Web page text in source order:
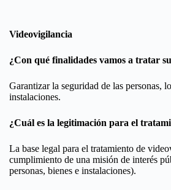
Videovigilancia
¿Con qué finalidades vamos a tratar
Garantizar la seguridad de las personas,
instalaciones.
¿Cuál es la legitimación para el
La base legal para el tratamiento de
cumplimiento de una misión de interés
personas, bienes e instalaciones).